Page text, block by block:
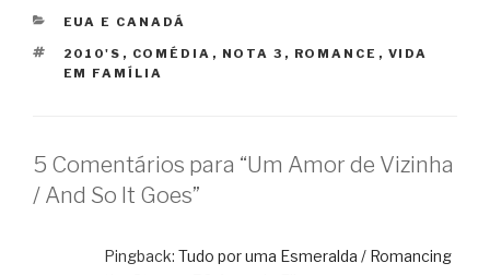
CATEGORIAS
EUA E CANADÁ
TAGS
2010'S , COMÉDIA , NOTA 3 , ROMANCE , VIDA
EM FAMÍLIA
5 Comentários para “Um Amor de Vizinha
/ And So It Goes”
Pingback: Tudo por uma Esmeralda / Romancing